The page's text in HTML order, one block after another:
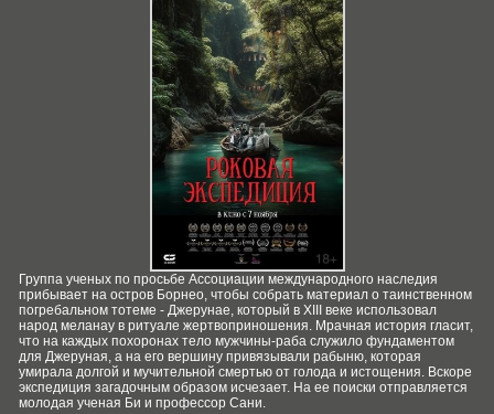
Группа ученых по просьбе Ассоциации международного наследия
прибывает на остров Борнео, чтобы собрать материал о таинственном
погребальном тотеме - Джерунае, который в XIII веке использовал
народ меланау в ритуале жертвоприношения. Мрачная история гласит,
что на каждых похоронах тело мужчины-раба служило фундаментом
для Джеруная, а на его вершину привязывали рабыню, которая
умирала долгой и мучительной смертью от голода и истощения. Вскоре
экспедиция загадочным образом исчезает. На ее поиски отправляется
молодая ученая Би и профессор Сани.